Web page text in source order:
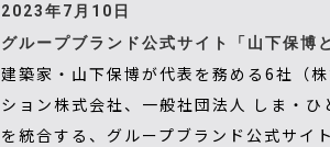
2023年7月10日
グループブランド公式サイト「山下保博
建築家・山下保博が代表を務める6社（
ション株式会社、一般社団法人 しま・
を統合する、グループブランド公式サイ